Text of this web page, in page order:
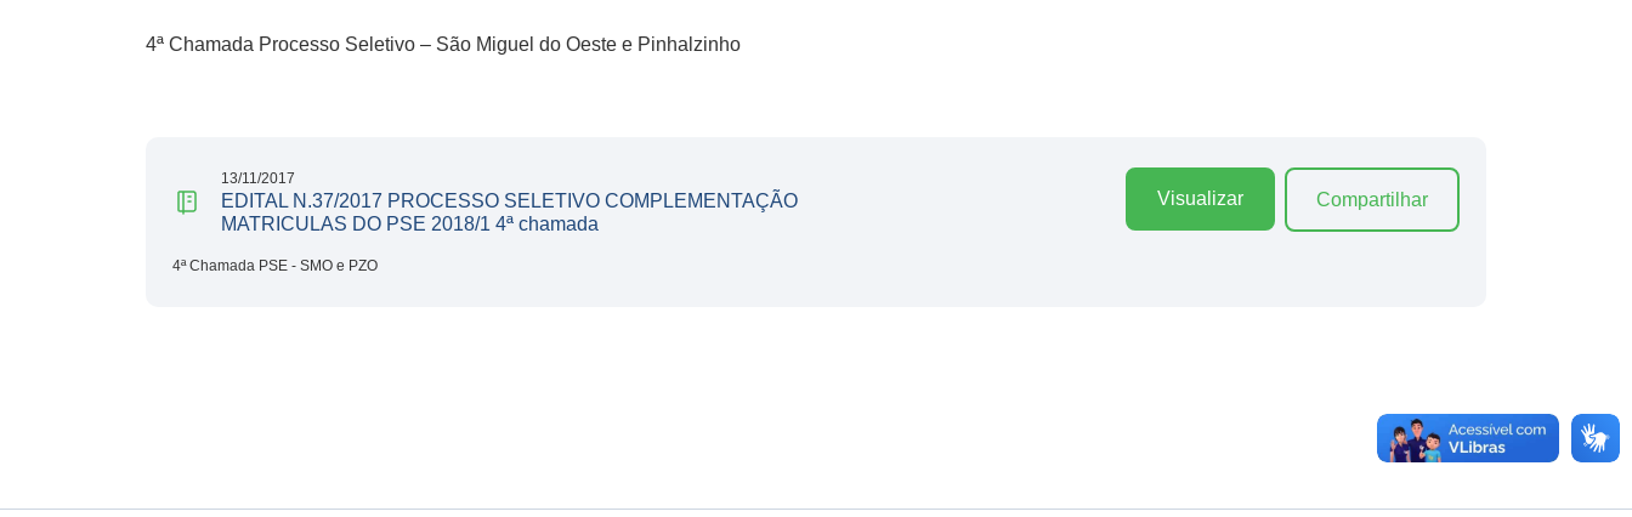
4ª Chamada Processo Seletivo – São Miguel do Oeste e Pinhalzinho
13/11/2017
EDITAL N.37/2017 PROCESSO SELETIVO COMPLEMENTAÇÃO
MATRICULAS DO PSE 2018/1 4ª chamada
4ª Chamada PSE - SMO e PZO
Visualizar Compartilhar